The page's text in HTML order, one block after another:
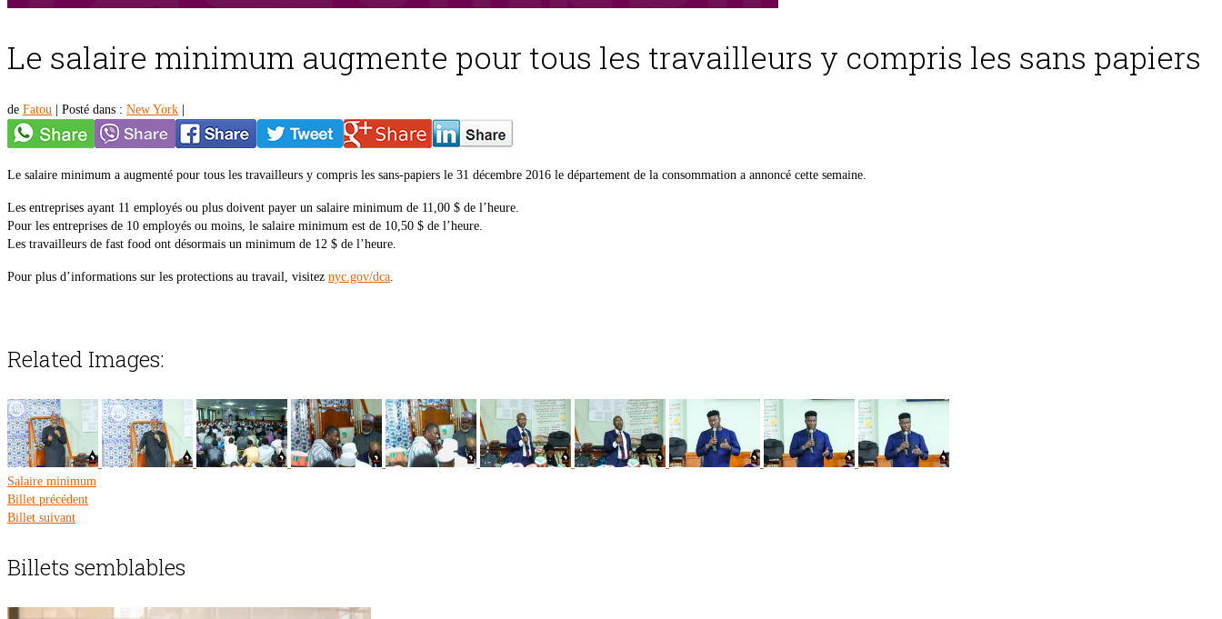
Le salaire minimum augmente pour tous les travailleurs y compris les sans papiers
de Fatou Posté dans : New York
Le salaire minimum a augmenté pour tous les travailleurs y compris les sans-papiers le 31 décembre 2016 le département de la consommation a annoncé cette semaine.
Les entreprises ayant 11 employés ou plus doivent payer un salaire minimum de 11,00 $ de l’heure.
Pour les entreprises de 10 employés ou moins, le salaire minimum est de 10,50 $ de l’heure.
Les travailleurs de fast food ont désormais un minimum de 12 $ de l’heure.
Pour plus d’informations sur les protections au travail, visitez nyc.gov/dca.
Related Images:
Salaire minimum
Billet précédent
Billet suivant
Billets semblables